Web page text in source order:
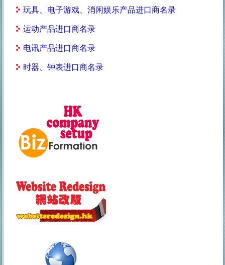
玩具、电子游戏、消闲娱乐产品进口商名录
运动产品进口商名录
电讯产品进口商名录
时器、钟表进口商名录